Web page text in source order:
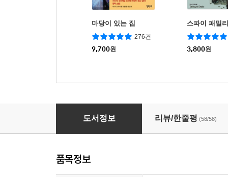
마당이 있는 집
276건
9,700원
스파이 패밀리
3,800원
화이트 러시
도서정보 리뷰/한줄평 (58/58)
품목정보